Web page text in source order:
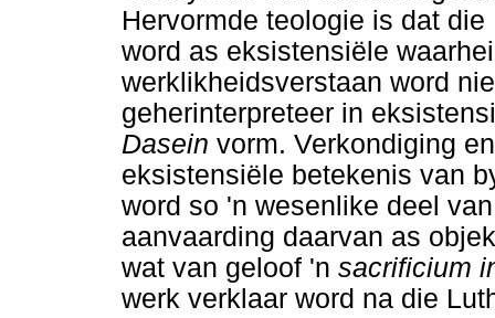
Hervormde teologie is dat
word as eksistensiële
werklikheidsverstaan word
geherinterpreteer in
Dasein vorm. Verkondiging
eksistensiële betekenis van
word so 'n wesenlike deel
aanvaarding daarvan as
wat van geloof 'n sacrificium
werk verklaar word na die